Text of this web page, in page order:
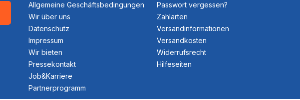
Allgemeine Geschäftsbedingungen
Wir über uns
Datenschutz
Impressum
Wir bieten
Pressekontakt
Job&Karriere
Partnerprogramm
Passwort vergessen?
Zahlarten
Versandinformationen
Versandkosten
Widerrufsrecht
Hilfeseiten